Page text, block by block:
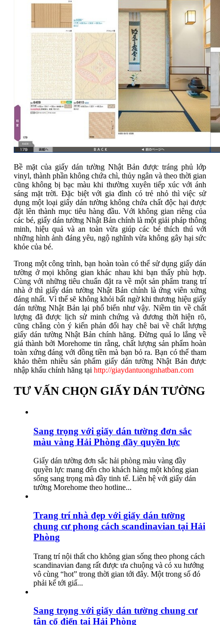
Bề mặt của giấy dán tường Nhật Bản được tráng phủ lớp
vinyl, thành phần không chứa chì, thủy ngân và theo thời gian
cũng không bị bạc màu khi thường xuyên tiếp xúc với ánh
sáng mặt trời. Đặc biệt với gia đình có trẻ nhỏ thì việc sử
dụng một loại giấy dán tường không chứa chất độc hại được
đặt lên thành mục tiêu hàng đầu. Với không gian riêng của
các bé, giấy dán tường Nhật Bản chính là một giải pháp thông
minh, hiệu quả và an toàn vừa giúp các bé thích thú với
những hình ảnh đáng yêu, ngộ nghĩnh vừa không gây hại sức
khỏe của bé.
Trong một công trình, bạn hoàn toàn có thể sử dụng giấy dán
tường ở mọi không gian khác nhau khi bạn thấy phù hợp.
Cùng với những tiêu chuẩn đặt ra về một sản phẩm trang trí
nhà ở thì giấy dán tường Nhật Bản chính là ứng viên xứng
đáng nhất. Vì thế sẽ không khỏi bất ngờ khi thương hiệu giấy
dán tường Nhật Bản lại phổ biến như vậy. Niềm tin về chất
lượng đã được lịch sử minh chứng và đương thời hiện rõ,
cũng chẳng còn ý kiến phản đối hay chê bai về chất lượng
giấy dán tường Nhật Bản chính hãng. Đừng quá lo lắng về
giá thành bởi Morehome tin rằng, chất lượng sản phẩm hoàn
toàn xứng đáng với đồng tiền mà bạn bỏ ra. Bạn có thể tham
khảo thêm nhiều sản phẩm giấy dán tường Nhật Bản được
nhập khẩu chính hãng tại http://giaydantuongnhatban.com
TƯ VẤN CHỌN GIẤY DÁN TƯỜNG
Sang trọng với giấy dán tường đơn sắc
màu vàng Hải Phòng đầy quyền lực
Giấy dán tường đơn sắc hải phòng màu vàng đầy
quyền lực mang đến cho khách hàng một không gian
sống sang trọng mà đầy tinh tế. Liên hệ với giấy dán
tường Morehome theo hotline...
Trang trí nhà đẹp với giấy dán tường
chung cư phong cách scandinavian tại Hải
Phòng
Trang trí nội thất cho không gian sống theo phong cách
scandinavian đang rất được ưa chuộng và có xu hướng
vô cùng “hot” trong thời gian tới đây. Một trong số đó
phải kể tới giấ...
Sang trọng với giấy dán tường chung cư
tân cổ điển tại Hải Phòng